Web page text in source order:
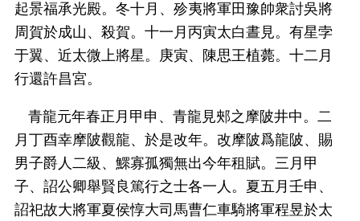
起景福承光殿。冬十月、殄夷將軍田豫帥衆討吳將
周賀於成山、殺賀。十一月丙寅太白晝見。有星孛
于翼、近太微上將星。庚寅、陳思王植薨。十二月
行還許昌宮。
青龍元年春正月甲申、青龍見郟之摩陂井中。二
月丁酉幸摩陂觀龍、於是改年。改摩陂爲龍陂、賜
男子爵人二級、鰥寡孤獨無出今年租賦。三月甲
子、詔公卿舉賢良篤行之士各一人。夏五月壬申、
詔祀故大將軍夏侯惇大司馬曹仁車騎將軍程昱於太